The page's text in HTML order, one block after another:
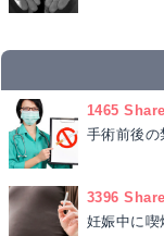
1465 Share
手術前後の
3396 Share
妊娠中に喫